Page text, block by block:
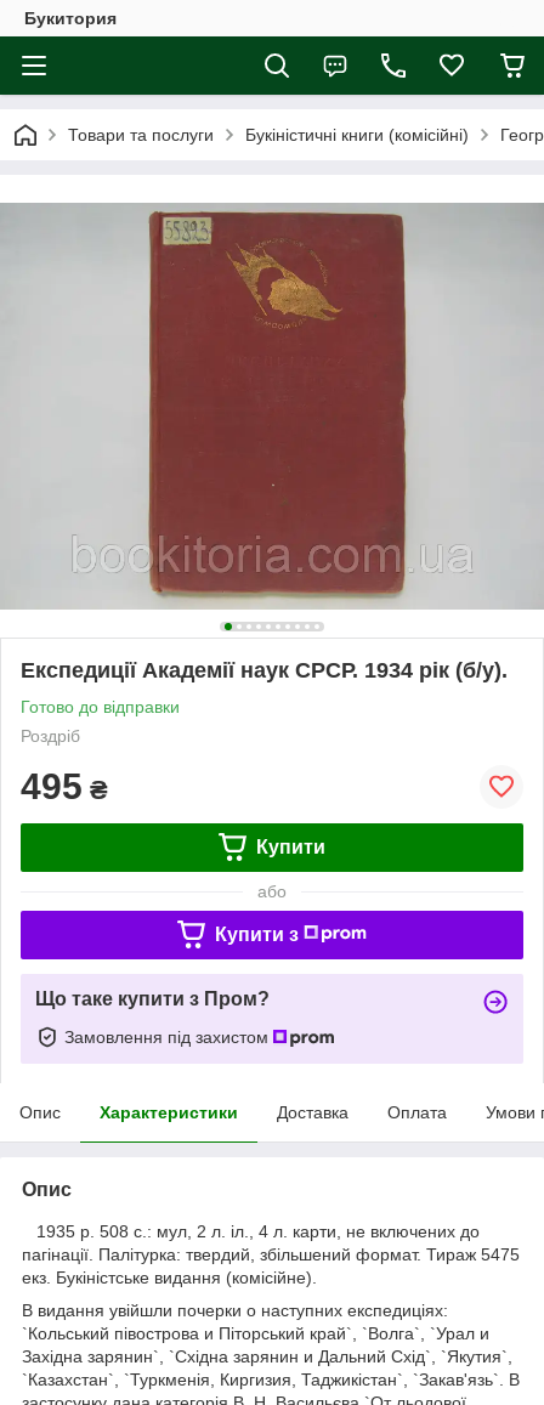
Букитория
Товари та послуги Букіністичні книги (комісійні)
Експедиції Академії наук СРСР. 1934 рік (б/у).
Готово до відправки
Роздріб
495 ₴
Купити
або
Купити з
Що таке купити з Пром?
Замовлення під захистом
Опис Характеристики Доставка Оплата Умови
Опис
1935 р. 508 с.: мул, 2 л. іл., 4 л. карти, не включених до
пагінації. Палітурка: твердий, збільшений формат. Тираж 5475
екз. Букіністське видання (комісійне).
В видання увійшли почерки о наступних експедиціях:
`Кольський півострова и Піторський край`, `Волга`, `Урал и
Західна зарянин`, `Східна зарянин и Дальний Схід`, `Якутия`,
`Казахстан`, `Туркменія Киргизия Таджикістан`, `Закав'язь`. В